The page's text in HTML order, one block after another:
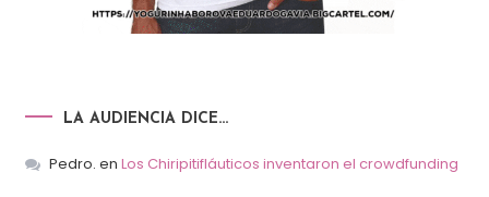
LA AUDIENCIA DICE…
Pedro. en Los Chiripitifláuticos inventaron el crowdfunding